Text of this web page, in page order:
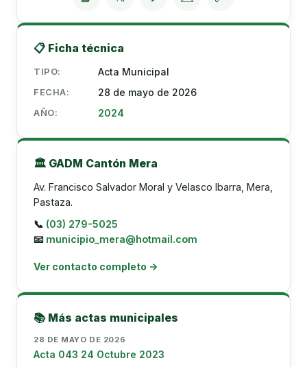
📋 Ficha técnica
TIPO: Acta Municipal
FECHA: 28 de mayo de 2026
AÑO: 2024
🏛️ GADM Cantón Mera
Av. Francisco Salvador Moral y Velasco Ibarra, Mera,
Pastaza.
📞 (03) 279-5025
📧 municipio_mera@hotmail.com
Ver contacto completo →
📚 Más actas municipales
28 DE MAYO DE 2026
Acta 043 24 Octubre 2023